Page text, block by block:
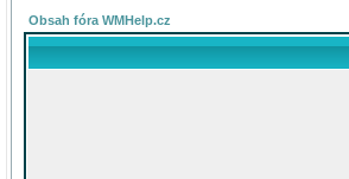
Obsah fóra WMHelp.cz